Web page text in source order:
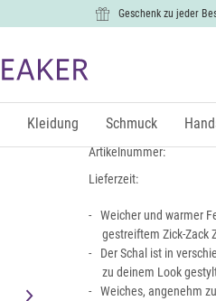
Geschenk zu jeder
Kleidung Schmuck
Feinstrick
14,99 €
inkl.
Artikelnummer:
Lieferzeit:
Weicher und warmer
gestreiftem Zick-Zack
Der Schal ist in
zu deinem Look
Weiches, angenehm